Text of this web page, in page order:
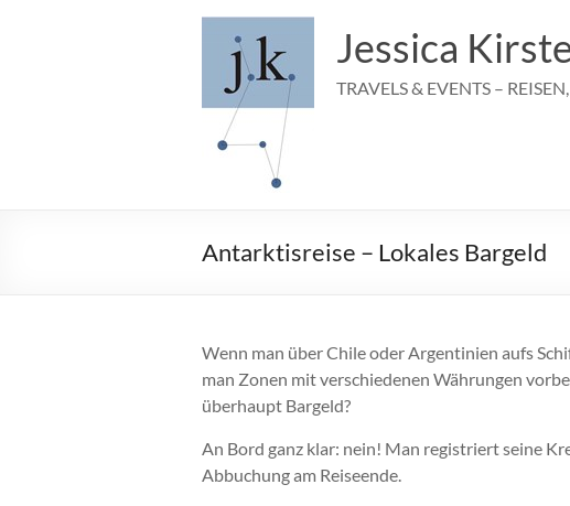
Jessica
TRAVELS & EVENTS –
Antarktisreise – Lokales Bargeld
Wenn man über Chile oder Argentinien aufs
man Zonen mit verschiedenen Währungen
überhaupt Bargeld?
An Bord ganz klar: nein! Man registriert seine
Abbuchung am Reiseende.